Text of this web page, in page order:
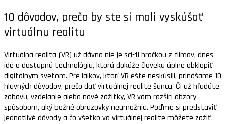
10 dôvodov, prečo by ste si mali vyskúšať
virtuálnu realitu
Virtuálna realita (VR) už dávno nie je sci-fi hračkou z filmov, dnes
ide o dostupnú technológiu, ktorá dokáže človeka úplne obklopiť
digitálnym svetom. Pre laikov, ktorí VR ešte neskúsili, prinášame 10
hlavných dôvodov, prečo dať virtuálnej realite šancu. Či už hľadáte
zábavu, vzdelanie alebo nové zážitky, VR vám rozšíri obzory
spôsobom, aký bežné obrazovky neumožnia. Poďme si predstaviť
jednotlivé dôvody a čo všetko vo virtuálnej realite môžete zažiť.